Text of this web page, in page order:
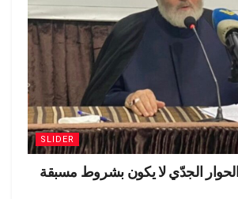
SLIDER
الحوار الجدّي لا يكون بشروط مسبقة